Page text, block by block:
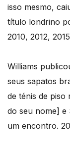
isso mesmo,
título londrino
2010, 2012,
Williams
seus sapatos
de ténis de piso
do seu nome] e
um encontro.